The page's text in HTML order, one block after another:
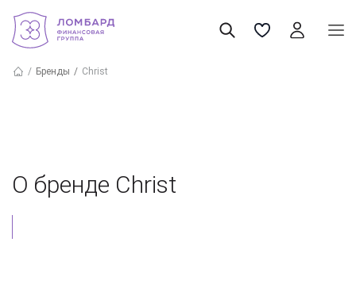
Бренды Christ
О бренде Christ